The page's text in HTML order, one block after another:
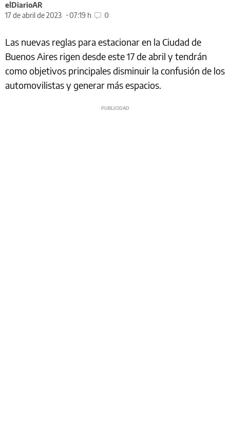
elDiarioAR
17 de abril de 2023
07:19 h 0
Las nuevas reglas para estacionar en la Ciudad de
Buenos Aires rigen desde este 17 de abril y tendrán
como objetivos principales disminuir la confusión de los
automovilistas y generar más espacios.